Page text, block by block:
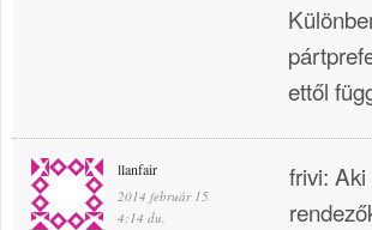
ettől
llanfair
2014 február 15
4:14 du.
frivi: